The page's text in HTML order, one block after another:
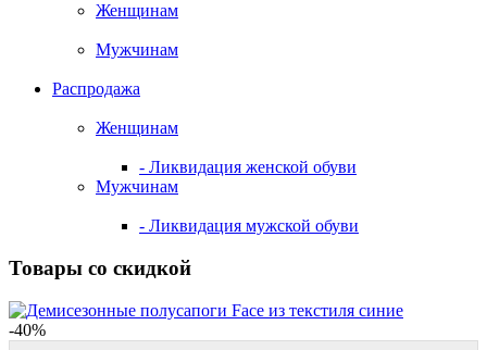
Женщинам
Мужчинам
Распродажа
Женщинам
- Ликвидация женской обуви
Мужчинам
- Ликвидация мужской обуви
Товары со скидкой
-40%